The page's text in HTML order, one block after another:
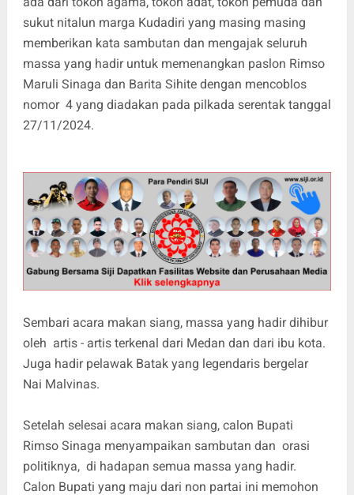
sukut nitalun marga Kudadiri yang masing masing
memberikan kata sambutan dan mengajak seluruh
massa yang hadir untuk memenangkan paslon Rimso
Maruli Sinaga dan Barita Sihite dengan mencoblos
nomor 4 yang diadakan pada pilkada serentak tanggal
27/11/2024.
Sembari acara makan siang, massa yang hadir dihibur
oleh artis - artis terkenal dari Medan dan dari ibu kota.
Juga hadir pelawak Batak yang legendaris bergelar
Nai Malvinas.
Setelah selesai acara makan siang, calon Bupati
Rimso Sinaga menyampaikan sambutan dan orasi
politiknya, di hadapan semua massa yang hadir.
Calon Bupati yang maju dari non partai ini memohon